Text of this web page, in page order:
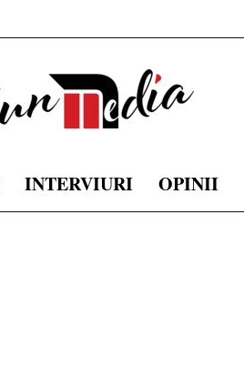
sunmedia.ro
INTERVIURI OPINII